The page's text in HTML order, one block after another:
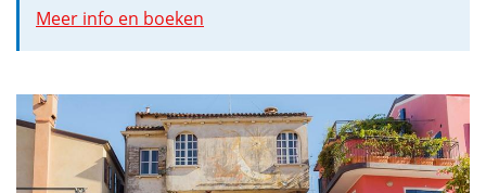
Meer info en boeken